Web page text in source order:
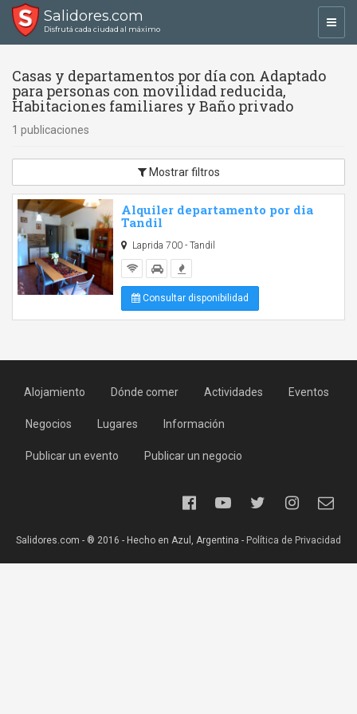
Salidores.com
Disfrutá cada ciudad al máximo
Casas y departamentos por día con Adaptado
para personas con movilidad reducida,
Habitaciones familiares y Baño privado
1 publicaciones
Mostrar filtros
Alquiler departamento por dia
Tandil
Laprida 700 - Tandil
Consultar disponibilidad
Alojamiento Dónde comer Actividades Eventos
Negocios Lugares Información
Publicar un evento Publicar un negocio
Salidores.com - ® 2016 - Hecho en Azul, Argentina - Política de Privacidad